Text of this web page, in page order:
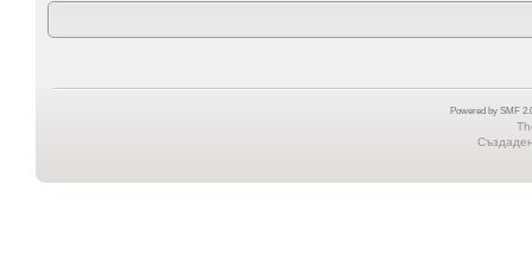
Powered by SMF